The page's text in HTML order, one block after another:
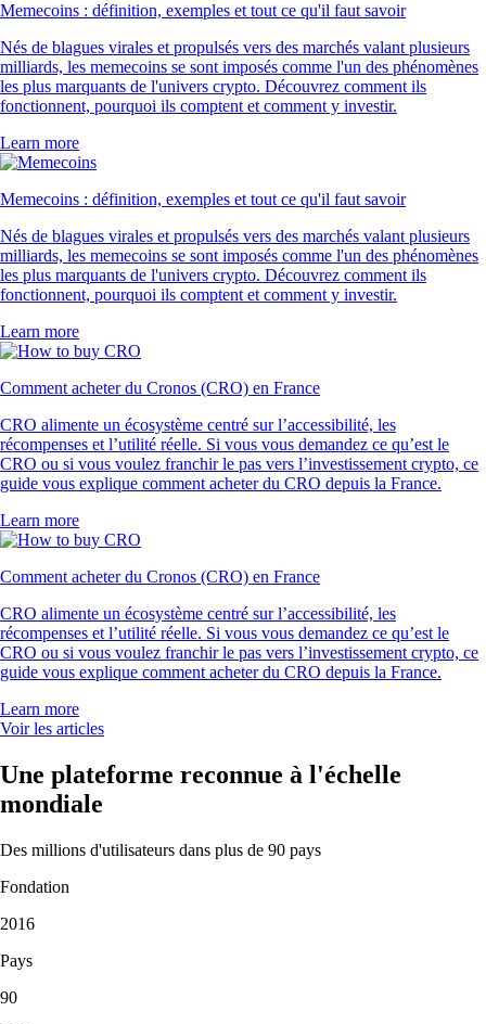
Memecoins : définition, exemples et tout ce qu'il faut savoir
Nés de blagues virales et propulsés vers des marchés valant plusieurs
milliards, les memecoins se sont imposés comme l'un des phénomènes
les plus marquants de l'univers crypto. Découvrez comment ils
fonctionnent, pourquoi ils comptent et comment y investir.
Learn more
Memecoins : définition, exemples et tout ce qu'il faut savoir
Nés de blagues virales et propulsés vers des marchés valant plusieurs
milliards, les memecoins se sont imposés comme l'un des phénomènes
les plus marquants de l'univers crypto. Découvrez comment ils
fonctionnent, pourquoi ils comptent et comment y investir.
Learn more
Comment acheter du Cronos (CRO) en France
CRO alimente un écosystème centré sur l’accessibilité, les
récompenses et l’utilité réelle. Si vous vous demandez ce qu’est le
CRO ou si vous voulez franchir le pas vers l’investissement crypto, ce
guide vous explique comment acheter du CRO depuis la France.
Learn more
Comment acheter du Cronos (CRO) en France
CRO alimente un écosystème centré sur l’accessibilité, les
récompenses et l’utilité réelle. Si vous vous demandez ce qu’est le
CRO ou si vous voulez franchir le pas vers l’investissement crypto, ce
guide vous explique comment acheter du CRO depuis la France.
Learn more
Voir les articles
Une plateforme reconnue à l'échelle
mondiale
Des millions d'utilisateurs dans plus de 90 pays
Fondation
2016
Pays
90